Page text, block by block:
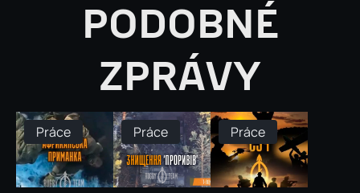
PODOBNÉ
ZPRÁVY
Práce Práce Práce